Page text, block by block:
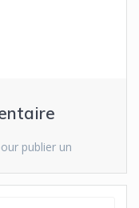
publier un